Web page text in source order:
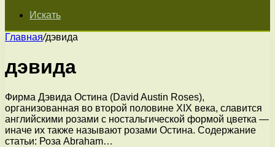
Искать
Главная/дэвида
дэвида
Фирма Дэвида Остина (David Austin Roses),
организованная во второй половине XIX века, славится
английскими розами с ностальгической формой цветка —
иначе их также называют розами Остина. Содержание
статьи: Роза Abraham…